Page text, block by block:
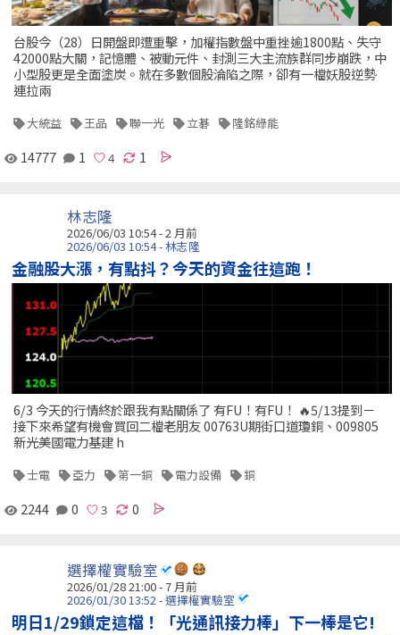
台股今（28）日開盤即遭重擊，加權指數盤中重挫逾1800點、失守
42000點大關，記憶體、被動元件、封測三大主流族群同步崩跌，中
小型股更是全面塗炭。就在多數個股淪陷之際，卻有一檔妖股逆勢
連拉兩
大統益 王品 聯一光 立碁 隆銘綠能
14777 1 1
林志隆
2026/06/03 10:54 - 2 月前
2026/06/03 10:54 - 林志隆
金融股大漲，有點抖？今天的資金往這跑！
6/3 今天的行情終於跟我有點關係了 有FU！有FU！ 🔥5/13提到－
接下來希望有機會買回二檔老朋友 00763U期街口道瓊銅、009805
新光美國電力基建 h
士電 亞力 第一銅 電力設備 銅
2244 0 0
選擇權實驗室
2026/01/28 21:00 - 7 月前
2026/01/30 13:52 - 選擇權實驗室
明日1/29鎖定這檔！「光通訊接力棒」下一棒是它!